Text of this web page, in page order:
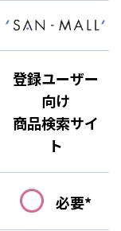
登録ユーザー
向け
商品検索サイ
ト
必要*